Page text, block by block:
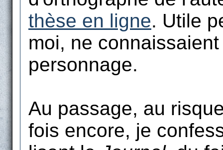
thèse en ligne. Utile
moi, ne
personnage.
Au passage, au
fois encore, je